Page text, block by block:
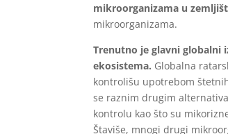
mikroorganizama u
mikroorganizama.
Trenutno je glavni globalni
ekosistema. Globalna
kontrolišu upotrebom
se raznim drugim
kontrolu kao što su
Štaviše, mnogi drugi